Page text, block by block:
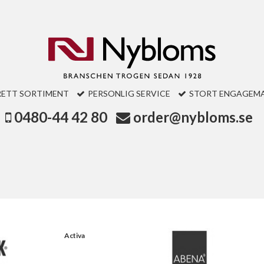
SORTIMENT PERSONLIG SERVICE STORT
0480-44 42 80 order@nybloms.se
Activa